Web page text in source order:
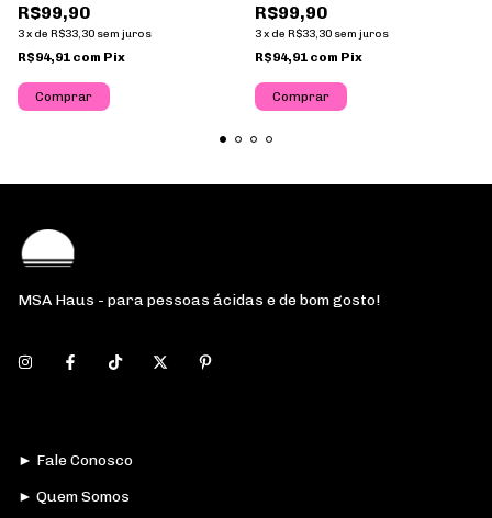
R$99,90
3x de R$33,30 sem juros
R$94,91 com Pix
Comprar
R$99,90
3x de R$33,30 sem juros
R$94,91 com Pix
Comprar
MSA Haus - para pessoas ácidas e de bom gosto!
► Fale Conosco
► Quem Somos